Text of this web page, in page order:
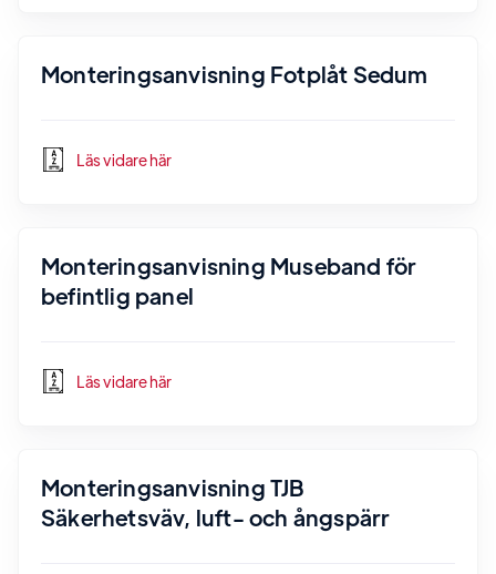
Monteringsanvisning Fotplåt Sedum
Läs vidare här
Monteringsanvisning Museband för
befintlig panel
Läs vidare här
Monteringsanvisning TJB
Säkerhetsväv, luft- och ångspärr